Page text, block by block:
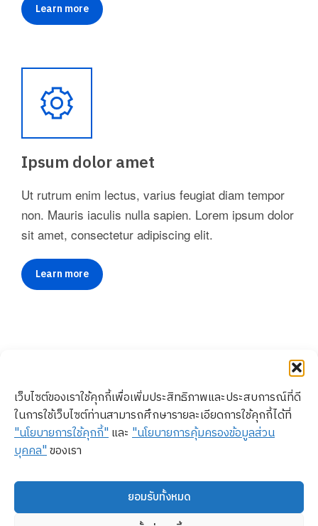
เว็บไซต์ของเราใช้คุกกี้เพื่อเพิ่มประสิทธิภาพและประสบการณ์ที่ดี
ในการใช้เว็บไซต์ท่านสามารถศึกษารายละเอียดการใช้คุกกี้ได้ที่
"นโยบายการใช้คุกกี้"และ "นโยบายการคุ้มครองข้อมูลส่วน
บุคคล"ของเรา
ยอมรับทั้งหมด
Learn more
Ipsum dolor amet
Ut rutrum enim lectus, varius feugiat diam tempor
non. Mauris iaculis nulla sapien. Lorem ipsum dolor
sit amet, consectetur adipiscing elit.
Learn more
Thonburi
Healthcare
Group Public
Company
34/1 Itsaraphap
Rd, Ban Chang
Copyright ©
2025
Thonburi
Company
Limited
Privacy Policy l
Cookie Policy l
Sitemap